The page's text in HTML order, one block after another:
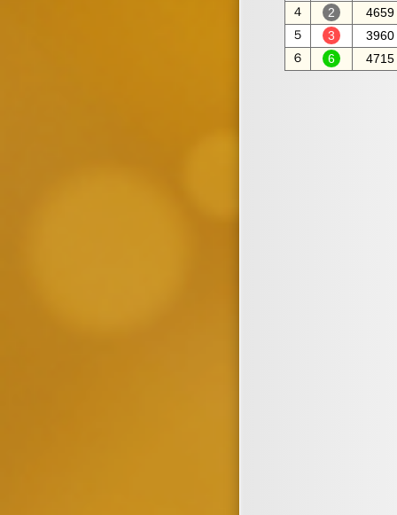
４
4659
５
3960
６
4715